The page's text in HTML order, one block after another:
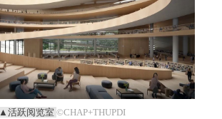
▲活跃阅览室 ©CHAP+THUPDI